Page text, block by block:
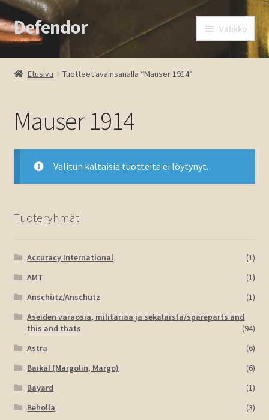
Siirry
navigointiin
Siirry
sisältöön
Defendor Valikko
Etusivu
Oma tili
Ostoskori
Tuotteet
Ota yhteyttä
Etusivu Tuotteet avainsanalla “Mauser 1914”
Mauser 1914
Valitun kaltaisia tuotteita ei löytynyt.
Tuoteryhmät
Accuracy International
(1)
AMT
(1)
Anschütz/Anschutz
(1)
Aseiden varaosia, militariaa ja sekalaista/spareparts and
this and thats
(94)
Astra
(6)
Baikal (Margolin, Margo)
(6)
Bayard
(1)
Beholla
(3)